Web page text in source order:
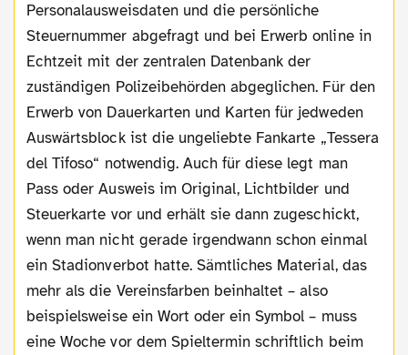
Personalausweisdaten und die persönliche
Steuernummer abgefragt und bei Erwerb online in
Echtzeit mit der zentralen Datenbank der
zuständigen Polizeibehörden abgeglichen. Für den
Erwerb von Dauerkarten und Karten für jedweden
Auswärtsblock ist die ungeliebte Fankarte „Tessera
del Tifoso“ notwendig. Auch für diese legt man
Pass oder Ausweis im Original, Lichtbilder und
Steuerkarte vor und erhält sie dann zugeschickt,
wenn man nicht gerade irgendwann schon einmal
ein Stadionverbot hatte. Sämtliches Material, das
mehr als die Vereinsfarben beinhaltet – also
beispielsweise ein Wort oder ein Symbol – muss
eine Woche vor dem Spieltermin schriftlich beim